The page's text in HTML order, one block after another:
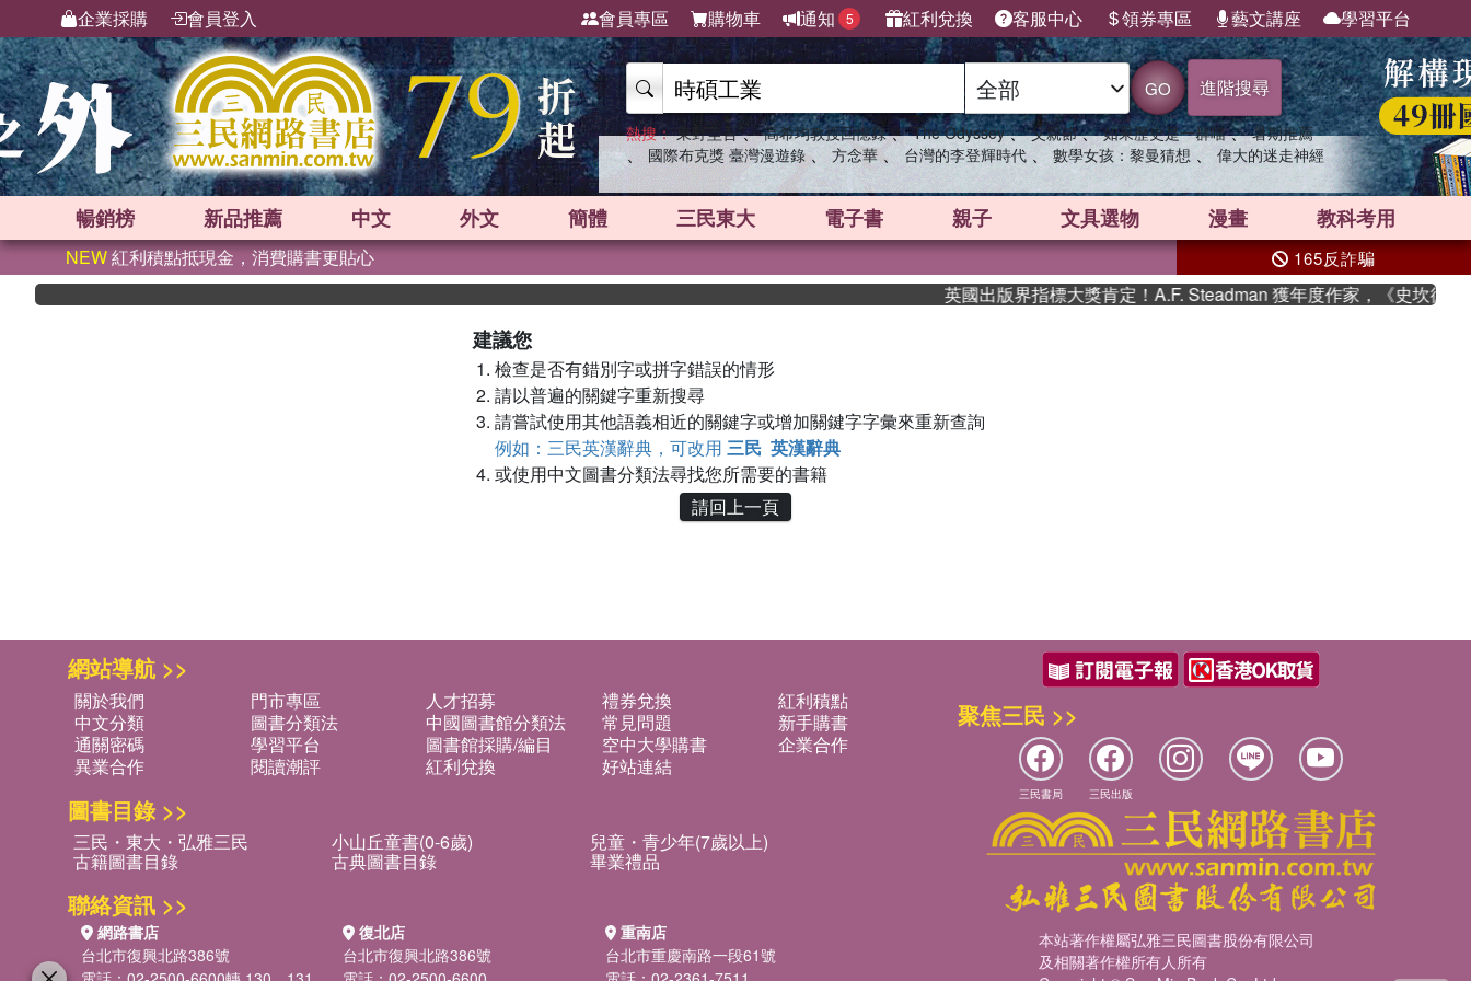
企業採購 會員登入 會員專區 購物車 通知 5 紅利兌換 客服中心 領券專區 藝文講座 學習平台
GO 進階搜尋
熱搜： 東野圭吾 、 高希均教授回憶錄 、 The Odyssey 、 父親節 、 如果歷史是一群喵 、 暑期推薦
、 國際布克獎 臺灣漫遊錄 、 方念華 、 台灣的李登輝時代 、 數學女孩：黎曼猜想 、 偉大的迷走神經
暢銷榜 新品推薦 中文 外文 簡體 三民東大 電子書 親子 文具選物 漫畫 教科考用
NEW紅利積點抵現金，消費購書更貼心 165反詐騙
英國出版界指標大獎肯定！A.F. Steadman 獲年度作家，《史坎德》
建議您
檢查是否有錯別字或拼字錯誤的情形
請以普遍的關鍵字重新搜尋
請嘗試使用其他語義相近的關鍵字或增加關鍵字字彙來重新查詢
例如：三民英漢辭典，可改用 三民 英漢辭典
或使用中文圖書分類法尋找您所需要的書籍
請回上一頁
網站導航 >>
關於我們 門市專區 人才招募 禮券兌換
紅利積點
中文分類
圖書分類法 中國圖書館分類法 常見問題
新手購書
通關密碼
學習平台 圖書館採購/編目 空中大學購書
企業合作
異業合作
閱讀潮評 紅利兌換 好站連結
圖書目錄 >>
三民・東大・弘雅三民 小山丘童書(0-6歲) 兒童・青少年(7歲以上)
古籍圖書目錄 古典圖書目錄 畢業禮品
聯絡資訊 >>
網路書店
台北市復興北路386號
復北店
台北市復興北路386號
重南店
台北市重慶南路一段61號
聚焦三民 >>
三民書局 三民出版
本站著作權屬弘雅三民圖書股份有限公司
及相關著作權所有人所有